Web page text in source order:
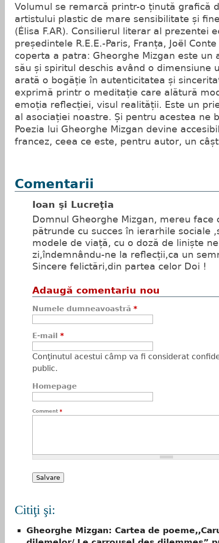
Volumul se remarcă printr-o ținută grafică
artistului plastic de mare sensibilitate și
(Élisa F.AR). Consilierul literar al prezentei
președintele R.E.E.-Paris, Franța, Joël
coperta a patra: Gheorghe Mizgan este un
său și spiritul deschis având o dimensiune
arată o bogăție în autenticitatea și
exprimă printr o meditație care alătură
emoția reflecției, visul realității. Este un
al asociației noastre. Și pentru acestea ne
Poezia lui Gheorghe Mizgan devine
francez, ceea ce este, pentru autor, un
Comentarii
Ioan şi Lucreţia
Domnul Gheorghe Mizgan, mereu face
pătrunde cu succes în ierarhile sociale
modele de viață, cu o doză de liniște
zi,îndemnându-ne la reflecții,ca un
Sincere felictări,din partea celor Doi !
Adaugă comentariu nou
Numele dumneavoastră *
E-mail *
Conţinutul acestui câmp va fi considerat
public.
Homepage
Comment *
Citiţi şi:
Gheorghe Mizgan: Cartea de